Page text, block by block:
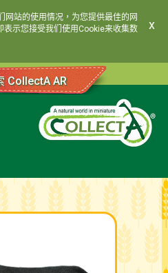
网站的使用情况，为您提供最佳的网
示您接受我们使用Cookie来收集数
x
CollectA AR